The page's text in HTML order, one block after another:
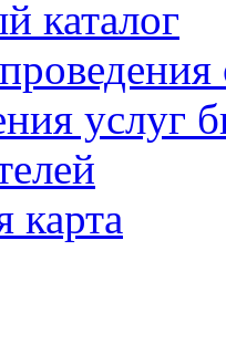
каталог
услуг
карта